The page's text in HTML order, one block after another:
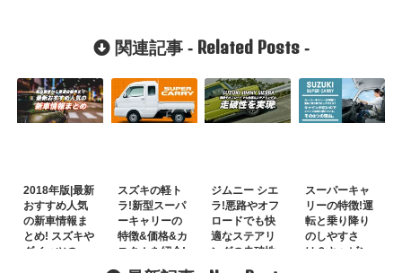
関連記事 - Related Posts-
2018年版|最新
おすすめ人気
の新車情報ま
とめ! スズキや
ダイハツの
スズキの軽ト
ラ!新型スーパ
ーキャリーの
特徴&価格&カ
スタムを紹介!
エンジンや燃
ジムニー シエ
ラ!悪路やオフ
ロードでも快
適なステアリ
ングの走破性
スーパーキャ
リーの特徴!運
転と乗り降り
のしやすさ
は？キャビン